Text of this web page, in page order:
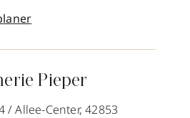
Pieper
/ Allee-Center, 42853